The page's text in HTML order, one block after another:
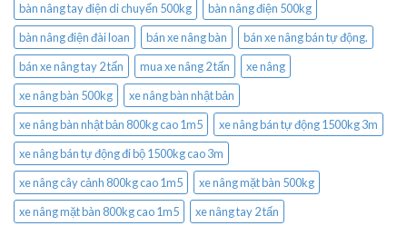
bàn nâng tay điện di chuyển 500kg
bàn nâng điện 500kg
bàn nâng điện đài loan
bán xe nâng bàn
bán xe nâng bán tự động.
bán xe nâng tay 2 tấn
mua xe nâng 2 tấn
xe nâng
xe nâng bàn 500kg
xe nâng bàn nhật bản
xe nâng bàn nhật bản 800kg cao 1m5
xe nâng bán tự động 1500kg 3m
xe nâng bán tự động đi bộ 1500kg cao 3m
xe nâng cây cảnh 800kg cao 1m5
xe nâng mặt bàn 500kg
xe nâng mặt bàn 800kg cao 1m5
xe nâng tay 2 tấn